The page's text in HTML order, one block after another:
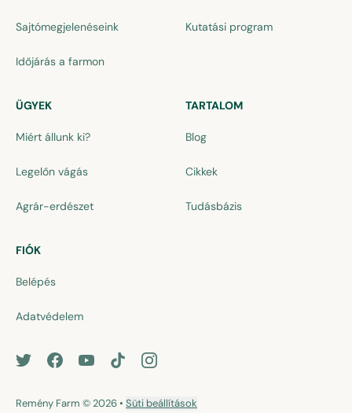
Sajtómegjelenéseink
Időjárás a farmon
Kutatási program
ÜGYEK
Miért állunk ki?
Legelőn vágás
Agrár-erdészet
TARTALOM
Blog
Cikkek
Tudásbázis
FIÓK
Belépés
Adatvédelem
Remény Farm © 2026• Süti beállítások